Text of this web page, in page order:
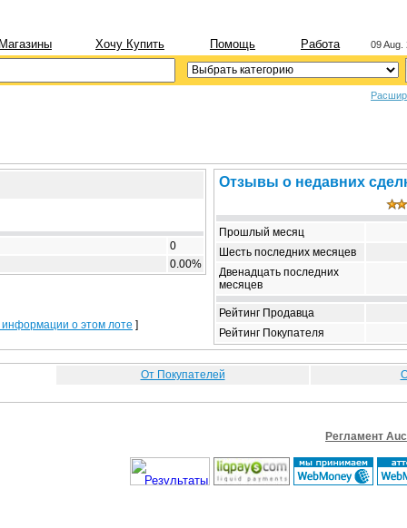
Магазины Хочу Купить Помощь Работа 09 Aug.
0
0.00%
информации о этом лоте ]
Отзывы о недавних
Прошлый месяц
Шесть последних месяцев
Двенадцать последних
месяцев
Рейтинг Продавца
Рейтинг Покупателя
От Покупателей
Регламент